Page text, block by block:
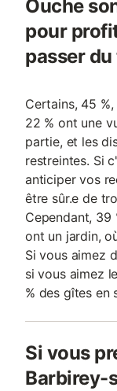
Ouche
pour
passer
Certains, 45
22 % ont une
partie, et les
restreintes. Si
anticiper vos
être sûr.e de
Cependant, 39
ont un jardin,
Si vous aimez
si vous aimez
% des gîtes en
Si vous
Barbirey-